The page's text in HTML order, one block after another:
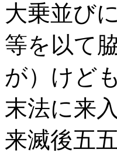
大乗並び
等を以て
が）けど
末法に来
来滅後五